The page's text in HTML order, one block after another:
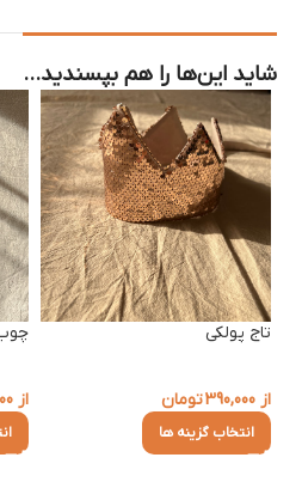
شاید این‌ها را هم بپسندید…
تاج پولکی
از 390,000تومان
انتخاب گزینه ها
از